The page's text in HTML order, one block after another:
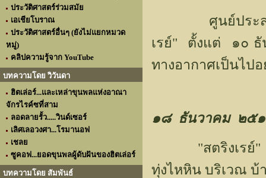
ประวัติศาสตร์ร่วมสมัย
เอเชียโบราณ
ประวัติศาสตร์อื่นๆ (ยังไม่แยกหมวด
หมู่)
คลิปความรู้จาก YouTube
บทความโดย วิวันดา
ฮิตเล่อร์...และเหล่าขุนพลแห่งอาณา
จักรไรค์ซที่สาม
ลอดลายรั้ว.....วินด์เซอร์
เลิศเลอวงศา...โรมานอฟ
เชลย
ซูคอฟ...ยอดขุนพลผู้ดับฝันของฮิตเล่อร์
บทความโดย สัมพันธ์
ศูนย์ประสานก
เรย์" ตั้งแต่ ๑๐ ธั
ทางอากาศเป็นไป
๑๘ ธันวาคม ๒๕
"สตริงเรย์" ยัง
ทุ่งไหหิน บริเวณ บ้